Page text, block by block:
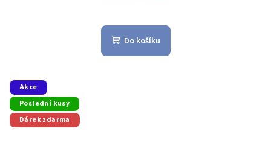
Do košíku
Akce
Poslední kusy
Dárek zdarma